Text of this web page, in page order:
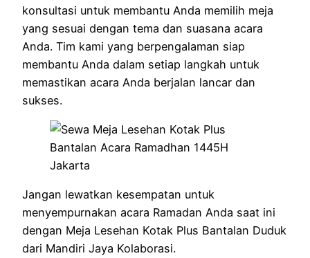
konsultasi untuk membantu Anda memilih meja
yang sesuai dengan tema dan suasana acara
Anda. Tim kami yang berpengalaman siap
membantu Anda dalam setiap langkah untuk
memastikan acara Anda berjalan lancar dan
sukses.
Jangan lewatkan kesempatan untuk
menyempurnakan acara Ramadan Anda saat ini
dengan Meja Lesehan Kotak Plus Bantalan Duduk
dari Mandiri Jaya Kolaborasi.